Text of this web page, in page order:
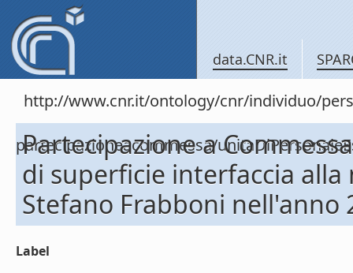
data.CNR.it
http://www.cnr.it/ontology/cnr/individuo/
partecipazioneacommessa/
Partecipazione a
di superficie interfaccia alla
Stefano Frabboni nell'anno
Label